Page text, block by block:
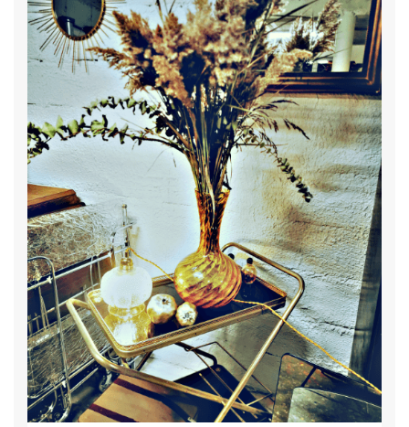
L'atelier
c'est 250m2 de pièces déco vintage, art-déco, de mobilier
design. Ce lieu atypique mélange d'atelier / Showroom, souvent
présenté comme une véritable caverne d'Ali baba nous permet de
stocker notre collection de meubles et décoration et de les restaurer
avec soin.
Meilleurs sites vintage
D'autres sites de brocantes ou de Marketplaces ou de plateforme en
ligne ont vu le jour ces dernières années. La plupart vous
permettront également de rechercher la perle vintage avec une
livraison à domicile.